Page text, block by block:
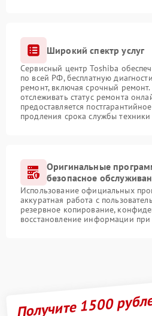
Широкий спектр услуг
Сервисный центр Toshiba
по всей РФ, бесплатную
ремонт, включая срочный
отслеживать статус ремонта
предоставляется
продления срока службы техники
Оригинальные
безопасное
Использование официальных
аккуратная работа с
резервное копирование,
восстановление информации
Получите 1500